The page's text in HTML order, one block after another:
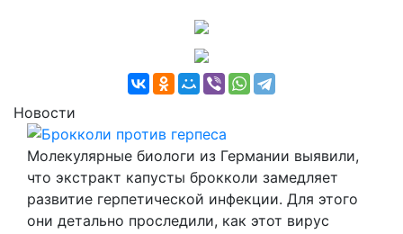
Новости
Брокколи против герпеса
Молекулярные биологи из Германии выявили,
что экстракт капусты брокколи замедляет
развитие герпетической инфекции. Для этого
они детально проследили, как этот вирус